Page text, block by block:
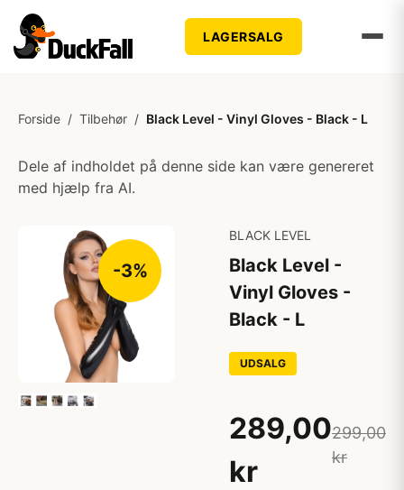
LAGERSALG
Forside / Tilbehør / Black Level - Vinyl Gloves - Black - L
Dele af indholdet på denne side kan være genereret
med hjælp fra AI.
-3%
BLACK LEVEL
Black Level -
Vinyl Gloves -
Black - L
UDSALG
289,00
kr
299,00
kr